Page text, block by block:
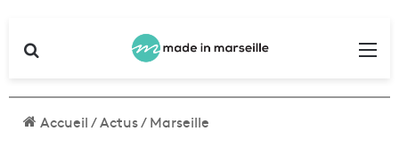
Accueil/Actus/Marseille